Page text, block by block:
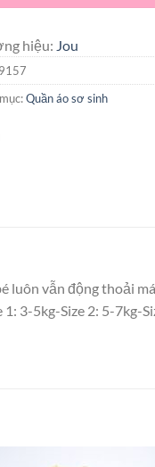
hiệu: Jou
Quần áo sơ sinh
luôn vẫn động thoải
3-5kg-Size 2: 5-7kg-